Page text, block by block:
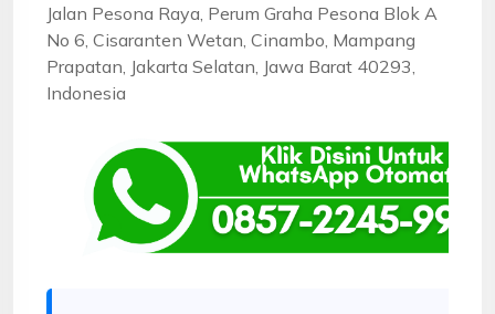
Jalan Pesona Raya, Perum Graha Pesona Blok A
No 6, Cisaranten Wetan, Cinambo, Mampang
Prapatan, Jakarta Selatan, Jawa Barat 40293,
Indonesia